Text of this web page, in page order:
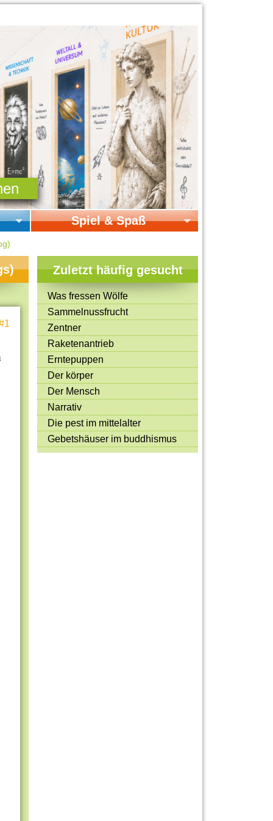
Spiel & Spaß
Online-Spiele
Mitmachen & Kreatives
Bücher & Filme
Quiz-Spiele
Spiele & Ideen
Jugendreporter
Rezeptideen
Game-Tests
Reisen, Events & Sport
E-Cards
Zuletzt häufig gesucht
Was fressen Wölfe
Sammelnussfrucht
Zentner
Raketenantrieb
Erntepuppen
Der körper
Der Mensch
Narrativ
Die pest im mittelalter
Gebetshäuser im buddhismus